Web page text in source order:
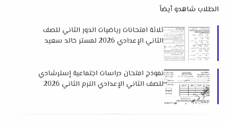
الطلاب شاهدو أيضاً
ثلاثة امتحانات رياضيات الدور الثاني للصف
الثاني الإعدادي 2026 لمستر خالد سعيد
نموذج امتحان دراسات اجتماعية إسترشادي
للصف الثاني الإعدادي الترم الثاني 2026